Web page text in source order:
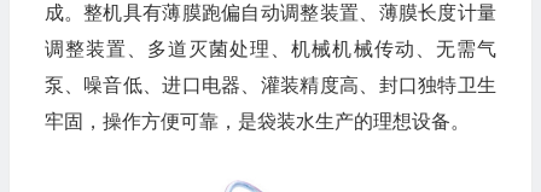
成。整机具有薄膜跑偏自动调整装置、薄膜长度计量
调整装置、多道灭菌处理、机械机械传动、无需气
泵、噪音低、进口电器、灌装精度高、封口独特卫生
牢固，操作方便可靠，是袋装水生产的理想设备。